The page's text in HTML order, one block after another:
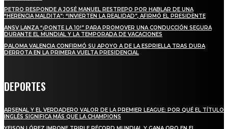
PETRO RESPONDE A JOSÉ MANUEL RESTREPO POR HABLAR DE UNA
“HERENCIA MALDITA”: “INVIERTEN LA REALIDAD”, AFIRMÓ EL PRESIDENTE
ANSV LANZA “¡PONTE LA 10!” PARA PROMOVER UNA CONDUCCIÓN SEGURA
DURANTE EL MUNDIAL Y LA TEMPORADA DE VACACIONES
PALOMA VALENCIA CONFIRMÓ SU APOYO A DE LA ESPRIELLA TRAS DURA
DERROTA EN LA PRIMERA VUELTA PRESIDENCIAL
DEPORTES
ARSENAL Y EL VERDADERO VALOR DE LA PREMIER LEAGUE: POR QUÉ EL TÍTULO
INGLÉS SIGNIFICA MÁS QUE LA CHAMPIONS